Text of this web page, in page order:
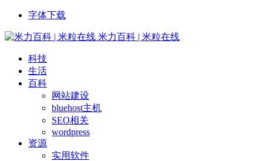
字体下载
米力百科 | 米粒在线
科技
生活
百科
网站建设
bluehost主机
SEO相关
wordpress
资源
实用软件